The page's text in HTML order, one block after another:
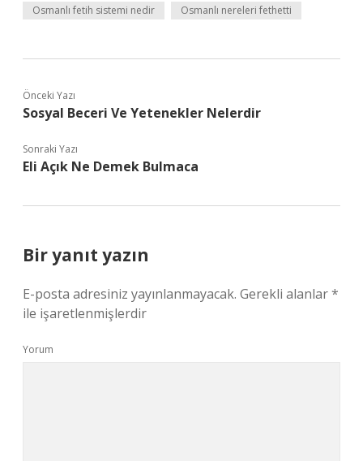
Osmanlı fetih sistemi nedir Osmanlı nereleri fethetti
Önceki Yazı
Sosyal Beceri Ve Yetenekler Nelerdir
Sonraki Yazı
Eli Açık Ne Demek Bulmaca
Bir yanıt yazın
E-posta adresiniz yayınlanmayacak. Gerekli alanlar*
ile işaretlenmişlerdir
Yorum